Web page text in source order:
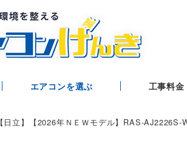
エアコンを選ぶ 工事料金
【日立】【2026年ＮＥＷモデル】RAS-